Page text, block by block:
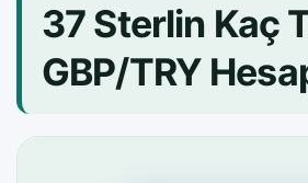
37 Sterlin Kaç
GBP/TRY